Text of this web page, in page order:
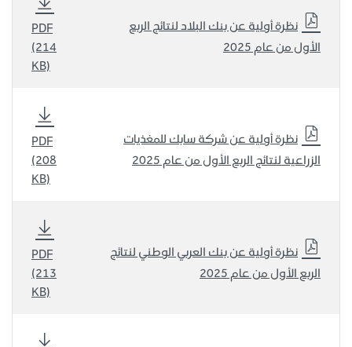
نظرة أولية عن بنك البلاد لنتائج الربع
الأول من عام 2025
PDF
(214
KB)
نظرة أولية عن شركة سابك للمغذيات
الزراعية لنتائج الربع الأول من عام 2025
PDF
(208
KB)
نظرة أولية عن بنك العربي الوطني لنتائج
الربع الأول من عام 2025
PDF
(213
KB)